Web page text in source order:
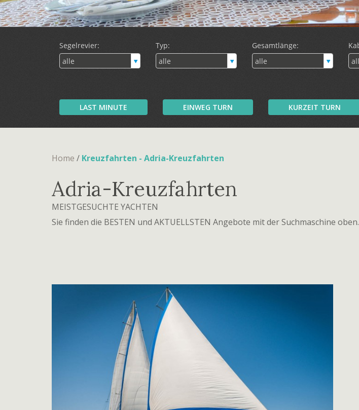
LAST MINUTE EINWEG TURN KURZEIT TURN
Home / Kreuzfahrten - Adria-Kreuzfahrten
Adria-Kreuzfahrten
MEISTGESUCHTE YACHTEN
Sie finden die BESTEN und AKTUELLSTEN Angebote mit der Suchmaschine oben.